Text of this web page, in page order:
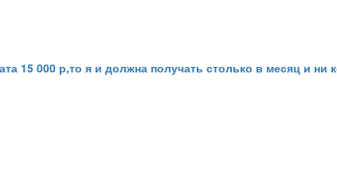
15 000 р,то я и должна получать столько в месяц и ни